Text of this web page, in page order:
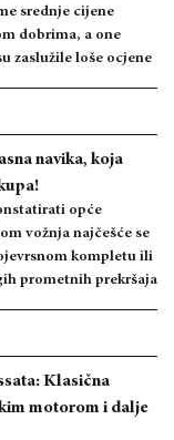
srednje cijene
dobrima, a one
zaslužile loše ocjene
navika, koja
opće
vožnja najčešće se
kompletu ili
prometnih prekršaja
Klasična
motorom i dalje